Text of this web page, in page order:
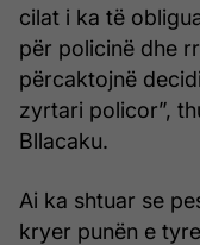
cilat i ka të
për policinë dhe
përcaktojnë
zyrtari policor”,
Bllacaku.
Ai ka shtuar se
kryer punën e